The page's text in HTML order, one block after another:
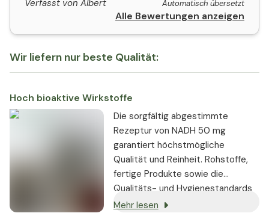
Verfasst von Albert
Automatisch übersetzt
Alle Bewertungen anzeigen
Wir liefern nur beste Qualität:
Hoch bioaktive Wirkstoffe
Die sorgfältig abgestimmte
Rezeptur von NADH 50 mg
garantiert höchstmögliche
Qualität und Reinheit. Rohstoffe,
fertige Produkte sowie die
Qualitäts- und Hygienestandards
des gesamten
Mehr lesen